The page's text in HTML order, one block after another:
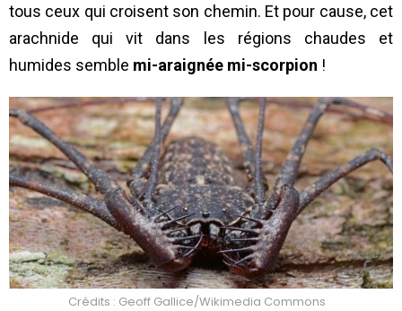
tous ceux qui croisent son chemin. Et pour cause, cet
arachnide qui vit dans les régions chaudes et
humides semble mi-araignée mi-scorpion !
Crédits : Geoff Gallice/Wikimedia Commons